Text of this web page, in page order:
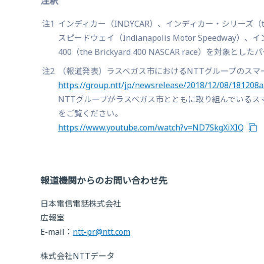
注1 インディカー（INDYCAR）、インディカー・シリーズ
スピードウェイ（Indianapolis Motor Speedway）、
400（the Brickyard 400 NASCAR race）を対象としたパ
注2
（報道発表）ラスベガス市におけるNTTグループのス
https://group.ntt/jp/newsrelease/2018/12/08/
NTTグループがラスベガス市とともに取り組んでいる
をご覧ください。
https://www.youtube.com/watch?v=ND7SkgXiXIQ
報道機関からのお問い合わせ先
日本電信電話株式会社
広報室
E-mail： ntt-pr@ntt.com
株式会社NTTデータ